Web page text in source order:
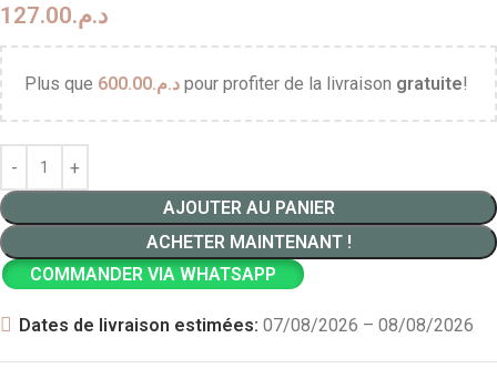
د.م.127.00
Plus que د.م.600.00 pour profiter de la livraison gratuite!
AJOUTER AU PANIER
ACHETER MAINTENANT !
COMMANDER VIA WHATSAPP
Dates de livraison estimées: 07/08/2026 – 08/08/2026